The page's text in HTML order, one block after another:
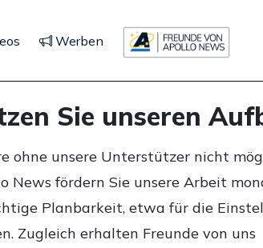
Werben
Sie unseren
ohne unsere Unterstützer nicht
News fördern Sie unsere Arbeit
Planbarkeit, etwa für die
Zugleich erhalten Freunde von uns